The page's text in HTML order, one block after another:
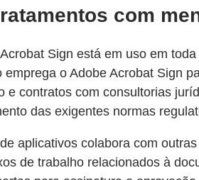
com
Sign está em uso em
o Adobe Acrobat Sign
e contratos com consultorias
das exigentes normas
aplicativos colabora com
de trabalho relacionados à